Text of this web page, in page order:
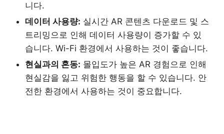
니다.
데이터 사용량: 실시간 AR 콘텐츠 다운로드 및 스
트리밍으로 인해 데이터 사용량이 증가할 수 있
습니다. Wi-Fi 환경에서 사용하는 것이 좋습니다.
현실과의 혼동: 몰입도가 높은 AR 경험으로 인해
현실감을 잃고 위험한 행동을 할 수 있습니다. 안
전한 환경에서 사용하는 것이 중요합니다.